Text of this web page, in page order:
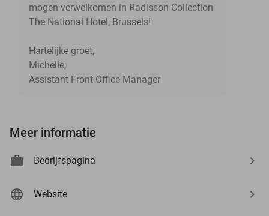
mogen verwelkomen in Radisson Collection
The National Hotel, Brussels!
Hartelijke groet,
Michelle,
Assistant Front Office Manager
Meer informatie
Bedrijfspagina
Website